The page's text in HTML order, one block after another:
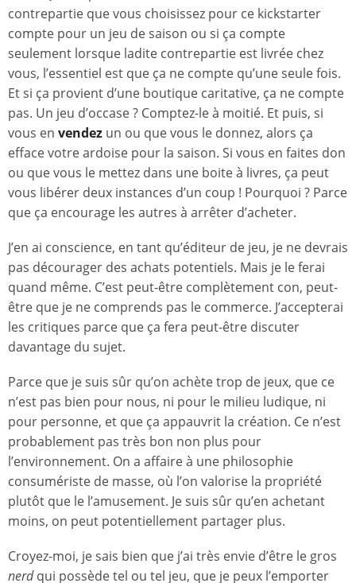
contrepartie que vous choisissez pour ce kickstarter
compte pour un jeu de saison ou si ça compte
seulement lorsque ladite contrepartie est livrée chez
vous, l’essentiel est que ça ne compte qu’une seule fois.
Et si ça provient d’une boutique caritative, ça ne compte
pas. Un jeu d’occase ? Comptez-le à moitié. Et puis, si
vous en vendez un ou que vous le donnez, alors ça
efface votre ardoise pour la saison. Si vous en faites don
ou que vous le mettez dans une boite à livres, ça peut
vous libérer deux instances d’un coup ! Pourquoi ? Parce
que ça encourage les autres à arrêter d’acheter.
J’en ai conscience, en tant qu’éditeur de jeu, je ne devrais
pas décourager des achats potentiels. Mais je le ferai
quand même. C’est peut-être complètement con, peut-
être que je ne comprends pas le commerce. J’accepterai
les critiques parce que ça fera peut-être discuter
davantage du sujet.
Parce que je suis sûr qu’on achète trop de jeux, que ce
n’est pas bien pour nous, ni pour le milieu ludique, ni
pour personne, et que ça appauvrit la création. Ce n’est
probablement pas très bon non plus pour
l’environnement. On a affaire à une philosophie
consumériste de masse, où l’on valorise la propriété
plutôt que le l’amusement. Je suis sûr qu’en achetant
moins, on peut potentiellement partager plus.
Croyez-moi, je sais bien que j’ai très envie d’être le gros
nerdqui possède tel ou tel jeu, que je peux l’emporter